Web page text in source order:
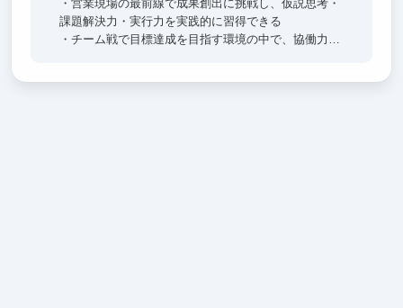
・営業現場の最前線で成果創出に挑戦し、仮説思考・
課題解決力・実行力を実践的に習得できる
・チーム戦で目標達成を目指す環境の中で、協働力や